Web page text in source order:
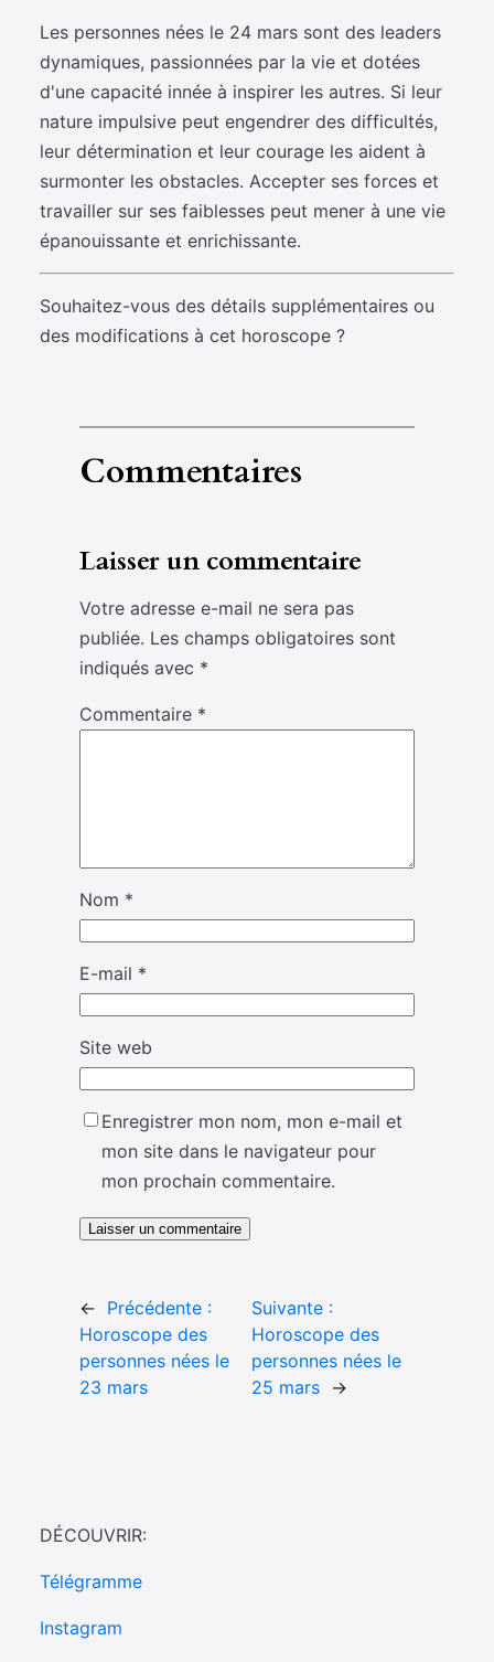
Les personnes nées le 24 mars sont des leaders
dynamiques, passionnées par la vie et dotées
d'une capacité innée à inspirer les autres. Si leur
nature impulsive peut engendrer des difficultés,
leur détermination et leur courage les aident à
surmonter les obstacles. Accepter ses forces et
travailler sur ses faiblesses peut mener à une vie
épanouissante et enrichissante.
Souhaitez-vous des détails supplémentaires ou
des modifications à cet horoscope ?
Commentaires
Laisser un commentaire
Votre adresse e-mail ne sera pas
publiée. Les champs obligatoires sont
indiqués avec *
Commentaire *
Nom *
E-mail *
Site web
Enregistrer mon nom, mon e-mail et
mon site dans le navigateur pour
mon prochain commentaire.
← Précédente :
Horoscope des
personnes nées le
23 mars
Suivante :
Horoscope des
personnes nées le
25 mars
→
DÉCOUVRIR:
Télégramme
Instagram